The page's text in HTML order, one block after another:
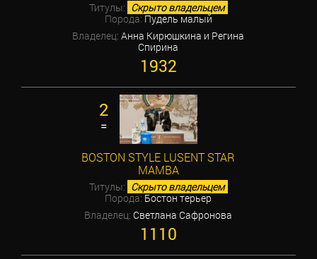
Титулы: Скрыто владельцем
Порода:Пудель малый
Владелец: Анна Кирюшкина и Регина
Спирина
1932
2
=
BOSTON STYLE LUSENT STAR
MAMBA
Титулы: Скрыто владельцем
Порода:Бостон терьер
Владелец: Светлана Сафронова
1110